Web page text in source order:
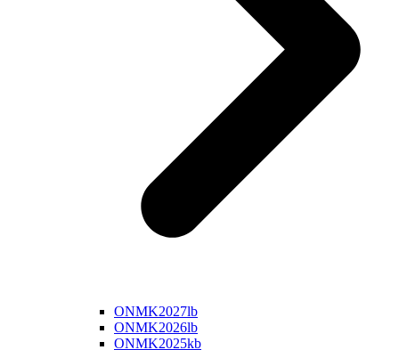
ONMK2027lb
ONMK2026lb
ONMK2025kb